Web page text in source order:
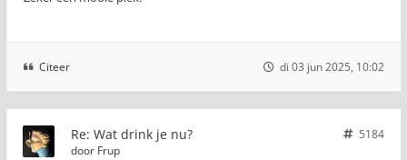
Citeer di 03 jun 2025, 10:02
Re: Wat drink je nu?
5184
door Frup